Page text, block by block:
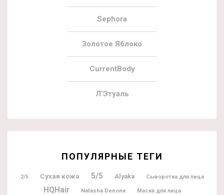
Sephora
Золотое Яблоко
CurrentBody
Л’Этуаль
ПОПУЛЯРНЫЕ ТЕГИ
2/5 Сухая кожа 5/5 Alyaka Сыворотка для лица
HQHair Natasha Denona Маска для лица